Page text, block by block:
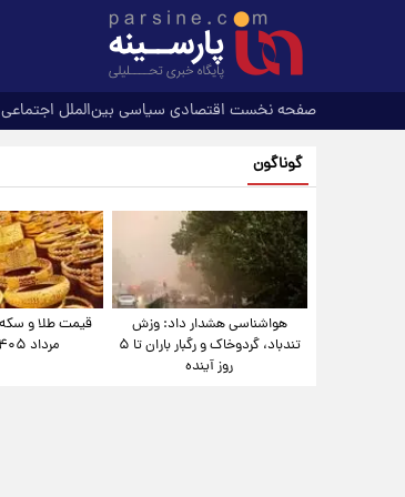
صفحه نخست اقتصادی سیاسی بین‌الملل اجتماعی
گوناگون
هواشناسی هشدار داد: وزش
تندباد، گردوخاک و رگبار باران تا ۵
روز آینده
مرداد ۱۴۰۵ +جدول